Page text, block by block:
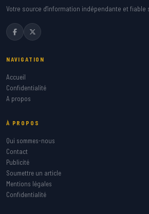
Votre source d'information indépendante et fiable
NAVIGATION
Accueil
Confidentialité
A propos
À PROPOS
Qui sommes-nous
Contact
Publicité
Soumettre un article
Mentions légales
Confidentialité